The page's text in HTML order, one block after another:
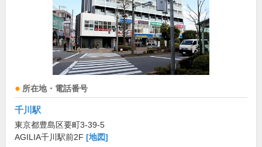
所在地・電話番号
千川駅
東京都豊島区要町3-39-5
AGILIA千川駅前2F [地図]